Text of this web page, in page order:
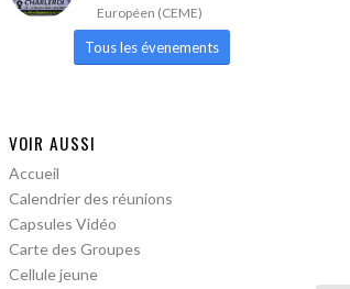
Européen (CEME)
Tous les évenements
VOIR AUSSI
Accueil
Calendrier des réunions
Capsules Vidéo
Carte des Groupes
Cellule jeune